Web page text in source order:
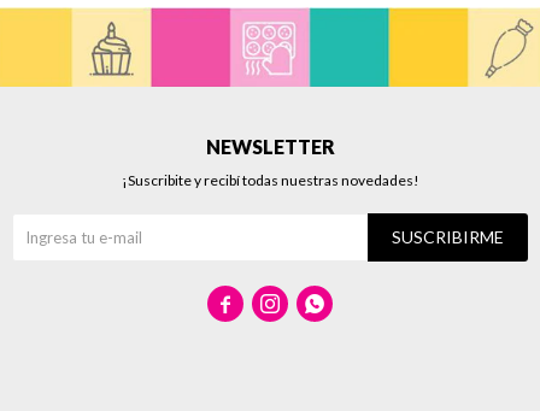
NEWSLETTER
¡Suscribite y recibí todas nuestras novedades!
SUSCRIBIRME
  